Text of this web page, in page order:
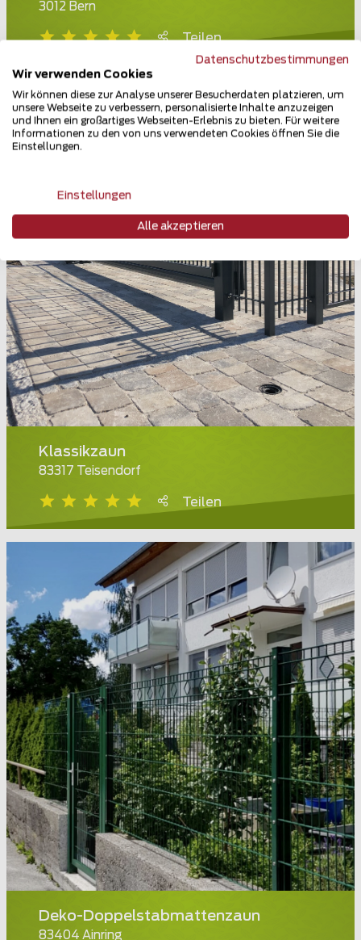
3012 Bern
Teilen
Klassikzaun
83317 Teisendorf
Teilen
Deko-Doppelstabmattenzaun
83404 Ainring
Datenschutzbestimmungen
Wir verwenden Cookies
Wir können diese zur Analyse unserer Besucherdaten platzieren, um
unsere Webseite zu verbessern, personalisierte Inhalte anzuzeigen
und Ihnen ein großartiges Webseiten-Erlebnis zu bieten. Für weitere
Informationen zu den von uns verwendeten Cookies öffnen Sie die
Einstellungen.
Einstellungen
Alle akzeptieren